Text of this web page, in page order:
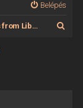
Belépés
Episodes from Liberty City